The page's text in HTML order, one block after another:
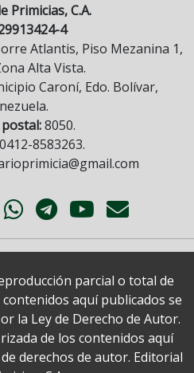
Primicias, C.A.
4
Atlantis, Piso Mezanina 1,
Alta Vista.
Caroní, Edo. Bolívar,
8050.
8583263.
parcial o total de
aquí publicados se
la Ley de Derecho de Autor.
de los contenidos aquí
derechos de autor. Editorial